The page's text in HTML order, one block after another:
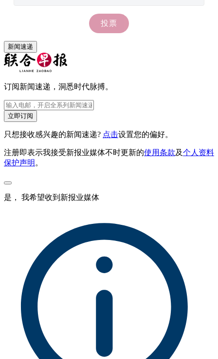
新闻速递
订阅新闻速递，洞悉时代脉搏。
立即订阅
只想接收感兴趣的新闻速递? 点击设置您的偏好。
注册即表示我接受新报业媒体不时更新的使用条款及个人资料
保护声明 。
是， 我希望收到新报业媒体